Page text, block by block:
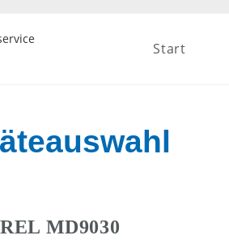
Start
MD9030